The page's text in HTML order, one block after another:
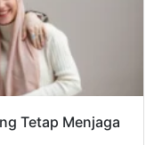
Tetap Menjaga